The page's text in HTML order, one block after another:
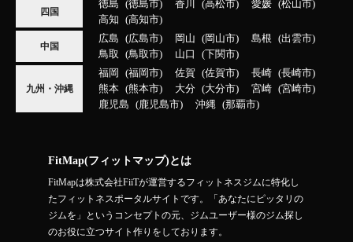
四国
徳島 徳島市 香川 高松市 愛媛
松山市
高知
高知市
中国
広島 広島市 岡山 岡山市 島根
出雲市
鳥取
鳥取市 山口 下関市
九州・沖縄
福岡 福岡市 佐賀 佐賀市 長崎
長崎市
熊本
熊本市 大分 大分市 宮崎
宮崎市
鹿児島
鹿児島市 沖縄 那覇市
FitMap(フィットマップ)とは
FitMapは株式会社FiiTが運営するフィットネスジムに特化し
たフィットネスポータルサイトです。「あなたにピッタリの
ジムを」というコンセプトの元、ジムユーザー様のジム探し
のお役に立つサイト作りをしております。